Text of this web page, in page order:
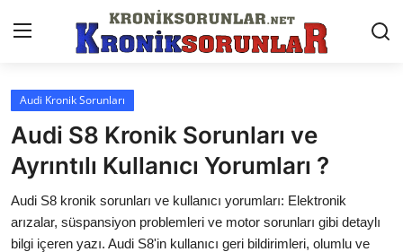
Anasayfa
Markalar
İletişim
Trafik & Cezalar
Audi Kronik Sorunları
Audi S8 Kronik Sorunları ve
Ayrıntılı Kullanıcı Yorumları ?
Audi S8 kronik sorunları ve kullanıcı yorumları: Elektronik
arızalar, süspansiyon problemleri ve motor sorunları gibi detaylı
bilgi içeren yazı. Audi S8'in kullanıcı geri bildirimleri, olumlu ve